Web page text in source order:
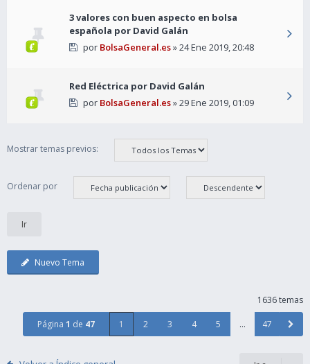
3 valores con buen aspecto en bolsa
española por David Galán
por BolsaGeneral.es» 24 Ene 2019, 20:48
Red Eléctrica por David Galán
por BolsaGeneral.es» 29 Ene 2019, 01:09
Mostrar temas previos:
Ordenar por
Nuevo Tema
1636 temas
Página 1 de 47 1 2 3 4 5 … 47